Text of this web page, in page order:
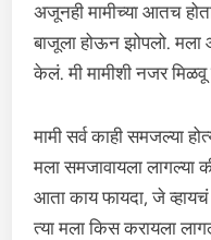
अजूनही मामीच्या आतच
बाजूला होऊन झोपलो. मला
केलं. मी मामीशी नजर
मामी सर्व काही समजल्या
मला समजावायला लागल्या
आता काय फायदा, जे व्हायचं
त्या मला किस करायला